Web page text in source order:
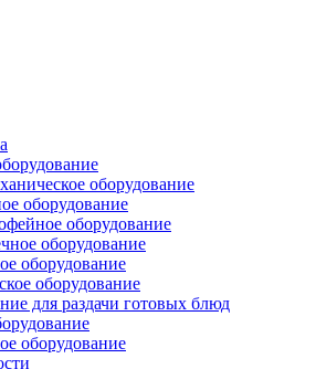
оборудование
оборудование
оборудование
оборудование
оборудование
оборудование
для раздачи готовых блюд
оборудование